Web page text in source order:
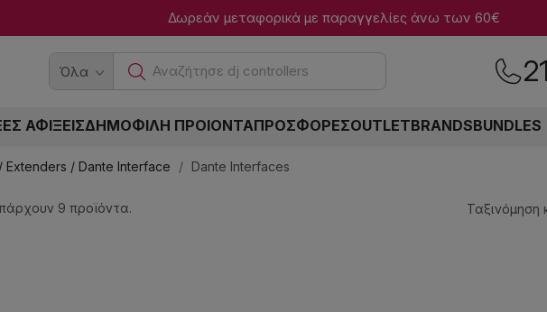
Δωρεάν μεταφορικά με παραγγελίες άνω των 60€
Όλα Αναζήτησε dj controllers
ΑΦΙΞΕΙΣΔΗΜΟΦΙΛΗ ΠΡΟΙΟΝΤΑΠΡΟΣΦΟΡΕΣOUTLETBRANDSBUNDLES
Extenders / Dante Interface Dante Interfaces
9 προϊόντα. Ταξινόμηση